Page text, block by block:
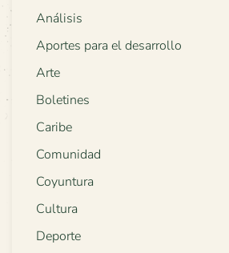
Análisis
Aportes para el desarrollo
Arte
Boletines
Caribe
Comunidad
Coyuntura
Cultura
Deporte